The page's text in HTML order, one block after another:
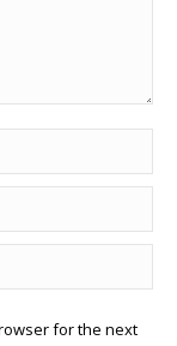
for the next